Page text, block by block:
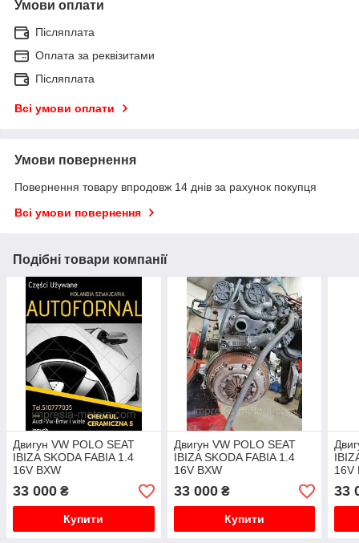
Умови оплати
Післяплата
Оплата за реквізитами
Післяплата
Всі умови оплати
Умови повернення
Повернення товару впродовж 14 днів за рахунок покупця
Всі умови повернення
Подібні товари компанії
Двигун VW POLO SEAT
IBIZA SKODA FABIA 1.4
16V BXW
33 000 ₴
Купити
Двигун VW POLO SEAT
IBIZA SKODA FABIA 1.4
16V BXW
33 000₴
Купити
16V
33